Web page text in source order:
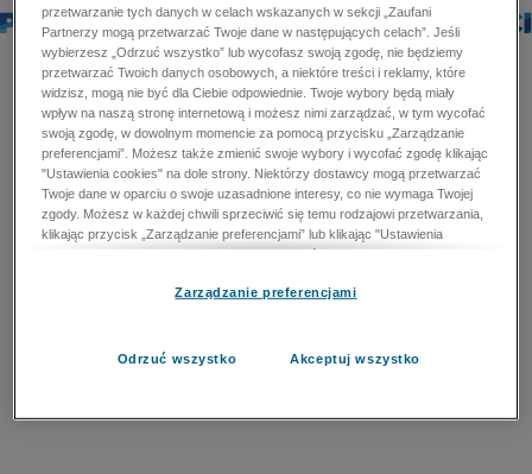
przetwarzanie tych danych w celach wskazanych w sekcji „Zaufani
Partnerzy mogą przetwarzać Twoje dane w następujących celach”. Jeśli
wybierzesz „Odrzuć wszystko” lub wycofasz swoją zgodę, nie będziemy
przetwarzać Twoich danych osobowych, a niektóre treści i reklamy, które
widzisz, mogą nie być dla Ciebie odpowiednie. Twoje wybory będą miały
wpływ na naszą stronę internetową i możesz nimi zarządzać, w tym wycofać
swoją zgodę, w dowolnym momencie za pomocą przycisku „Zarządzanie
preferencjami”. Możesz także zmienić swoje wybory i wycofać zgodę klikając
"Ustawienia cookies" na dole strony. Niektórzy dostawcy mogą przetwarzać
Twoje dane w oparciu o swoje uzasadnione interesy, co nie wymaga Twojej
zgody. Możesz w każdej chwili sprzeciwić się temu rodzajowi przetwarzania,
klikając przycisk „Zarządzanie preferencjami” lub klikając "Ustawienia
cookies" na dole strony. Nie możesz sprzeciwić się przetwarzaniu przez
zapobiegania oszustwom i naprawiania błędów, a w tym celu mogą zostać
przetwarzaniu danych osobowych w celu dostarczania i prezentacji reklam i
Zarządzanie preferencjami
Odrzuć wszystko Akceptuj wszystko